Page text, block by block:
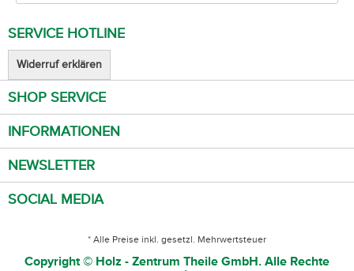
SERVICE HOTLINE
Widerruf erklären
SHOP SERVICE
INFORMATIONEN
NEWSLETTER
SOCIAL MEDIA
* Alle Preise inkl. gesetzl. Mehrwertsteuer
Copyright © Holz - Zentrum Theile GmbH. Alle Rechte